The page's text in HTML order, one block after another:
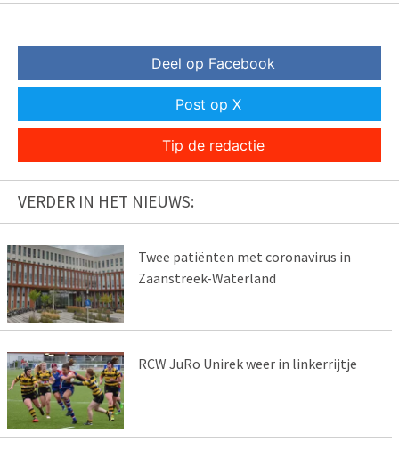
Deel op Facebook
Post op X
Tip de redactie
VERDER IN HET NIEUWS:
Twee patiënten met coronavirus in
Zaanstreek-Waterland
RCW JuRo Unirek weer in linkerrijtje